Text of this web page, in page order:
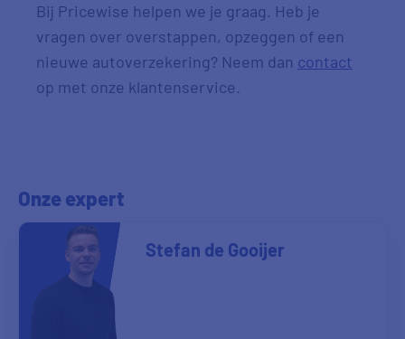
Bij Pricewise helpen we je graag. Heb je
vragen over overstappen, opzeggen of een
nieuwe autoverzekering? Neem dan contact
op met onze klantenservice.
Onze expert
Stefan de Gooijer